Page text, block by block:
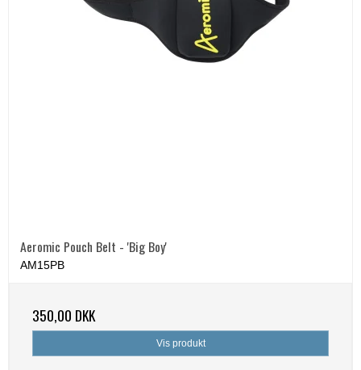
Aeromic Pouch Belt - 'Big Boy'
AM15PB
350,00 DKK
Vis produkt